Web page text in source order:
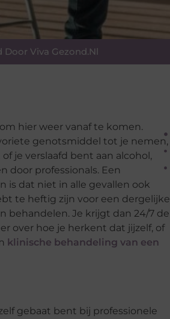
Door Viva Gezond.nl
hier weer vanaf te komen.
genotsmiddel tot je nemen,
je verslaafd bent aan alcohol,
door professionals. Een
is dat niet in alle gevallen ook
te heftig zijn voor een dergelijke
behandelen. Je krijgt dan 24/7 de
over hoe je herkent dat jijzelf, of
klinische behandeling van een
gebaat bent bij professionele